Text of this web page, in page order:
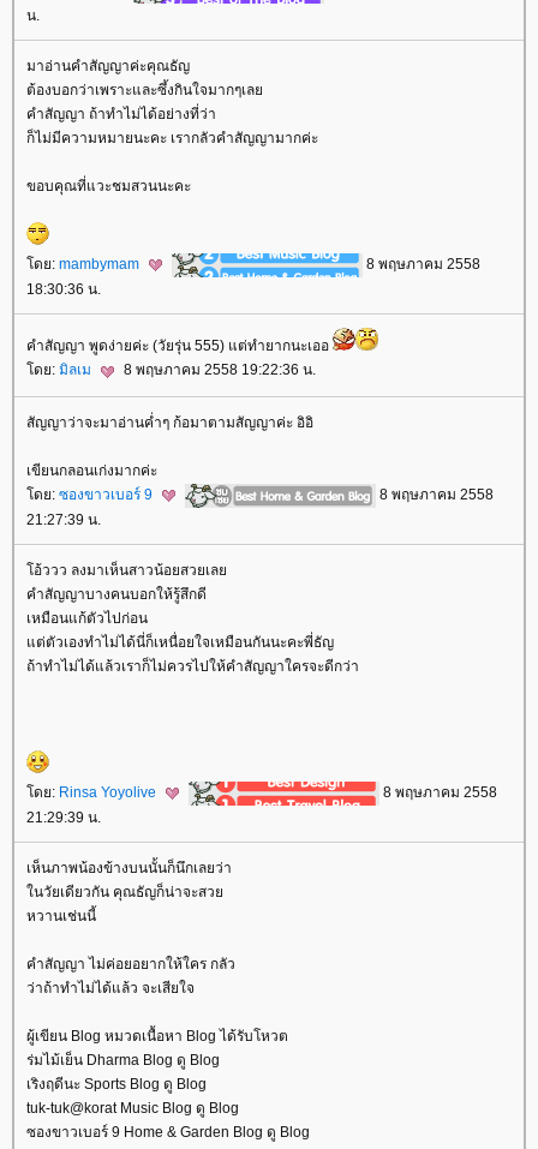
น.
มาอ่านคำสัญญาค่ะคุณธัญ
ต้องบอกว่าเพราะและซึ้งกินใจมากๆเล
คำสัญญา ถ้าทำไม่ได้อย่างที่ว่า
ก็ไม่มีความหมายนะคะ เรากลัวคำสัญญามากค่ะ
ขอบคุณที่แวะชมสวนนะคะ
ดย: mambymam
8 พฤษภาคม 2558
18:30:36 น.
คำสัญญา พูดง่ายค่ะ (วัยรุ่น 555) แต่ทำยากนะเออ
ดย: มิลเม 8 พฤษภาคม 2558 19:22:36 น.
สัญญาว่าจะมาอ่านค่ำๆ ก้อมาตามสัญญาค่ะ อิอิ
เขียนกลอนเก่งมากค่ะ
ดย: ซองขาวเบอร์ 9
8 พฤษภาคม 2558
21:27:39 น.
อ้ววว ลงมาเห็นสาวน้อยสวยเล
คำสัญญาบางคนบอกให้รู้สึกดี
เหมือนแก้ตัวไปก่อน
ต่ตัวเองทำไม่ได้นี่ก็เหนื่อยใจเหมือนกันนะคะพี่ธัญ
ถ้าทำไม่ได้แล้วเราก็ไม่ควรไปให้คำสัญญาใครจะดีกว่า
ดย: Rinsa Yoyolive
8 พฤษภาคม 2558
21:29:39 น.
เห็นภาพน้องข้างบนนั้นก็นึกเลยว่า
นวัยเดียวกัน คุณธัญก็น่าจะสว
หวานเช่นนี้
คำสัญญา ไม่ค่อยอยากให้ใคร กลัว
ว่าถ้าทำไม่ได้แล้ว จะเสียใจ
ผู้เขียน Blog หมวดเนื้อหา Blog ได้รับโหวต
ร่มไม้เย็น Dharma Blog ดู Blog
เริงฤดีนะ Sports Blog ดู Blog
tuk-tuk@korat Music Blog ดู Blog
ซองขาวเบอร์ 9 Home & Garden Blog ดู Blog